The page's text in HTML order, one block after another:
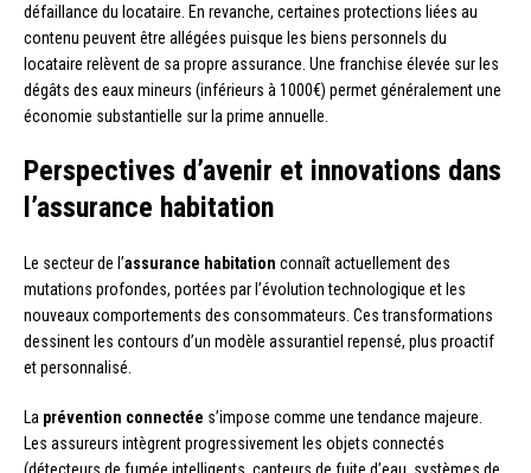
défaillance du locataire. En revanche, certaines protections liées au
contenu peuvent être allégées puisque les biens personnels du
locataire relèvent de sa propre assurance. Une franchise élevée sur les
dégâts des eaux mineurs (inférieurs à 1000€) permet généralement une
économie substantielle sur la prime annuelle.
Perspectives d’avenir et innovations dans
l’assurance habitation
Le secteur de l’assurance habitation connaît actuellement des
mutations profondes, portées par l’évolution technologique et les
nouveaux comportements des consommateurs. Ces transformations
dessinent les contours d’un modèle assurantiel repensé, plus proactif
et personnalisé.
La prévention connectée s’impose comme une tendance majeure.
Les assureurs intègrent progressivement les objets connectés